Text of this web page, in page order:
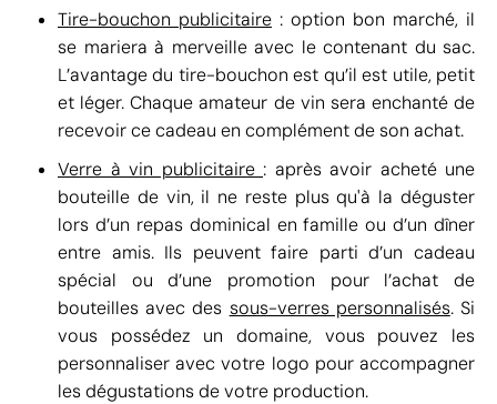
Tire-bouchon publicitaire : option bon marché, il
se mariera à merveille avec le contenant du sac.
L’avantage du tire-bouchon est qu’il est utile, petit
et léger. Chaque amateur de vin sera enchanté de
recevoir ce cadeau en complément de son achat.
Verre à vin publicitaire : après avoir acheté une
bouteille de vin, il ne reste plus qu'à la déguster
lors d’un repas dominical en famille ou d’un dîner
entre amis. Ils peuvent faire parti d’un cadeau
spécial ou d’une promotion pour l’achat de
bouteilles avec des sous-verres personnalisés. Si
vous possédez un domaine, vous pouvez les
personnaliser avec votre logo pour accompagner
les dégustations de votre production.